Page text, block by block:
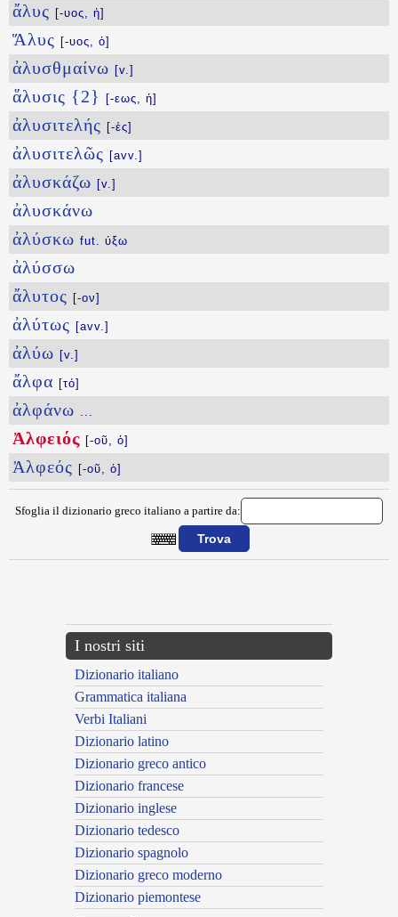
ἄλυς [-υος, ἡ]
Ἅλυς [-υος, ὁ]
ἀλυσθμαίνω [v.]
ἅλυσις {2} [-εως, ἡ]
ἀλυσιτελής [-ές]
ἀλυσιτελῶς [avv.]
ἀλυσκάζω [v.]
ἀλυσκάνω
ἀλύσκω fut. ύξω
ἀλύσσω
ἄλυτος [-ον]
ἀλύτως [avv.]
ἀλύω [v.]
ἄλφα [τό]
ἀλφάνω ...
Ἀλφειός [-οῦ, ὁ]
Ἀλφεός [-οῦ, ὁ]
Sfoglia il dizionario greco italiano a partire da:
I nostri siti
Dizionario italiano
Grammatica italiana
Verbi Italiani
Dizionario latino
Dizionario greco antico
Dizionario francese
Dizionario inglese
Dizionario tedesco
Dizionario spagnolo
Dizionario greco moderno
Dizionario piemontese